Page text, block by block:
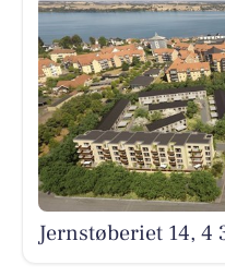
Jernstøberiet 14,